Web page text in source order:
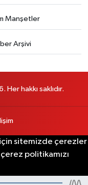
Manşetler
Arşivi
hakkı saklıdır.
sitemizde çerezler
politikamızı